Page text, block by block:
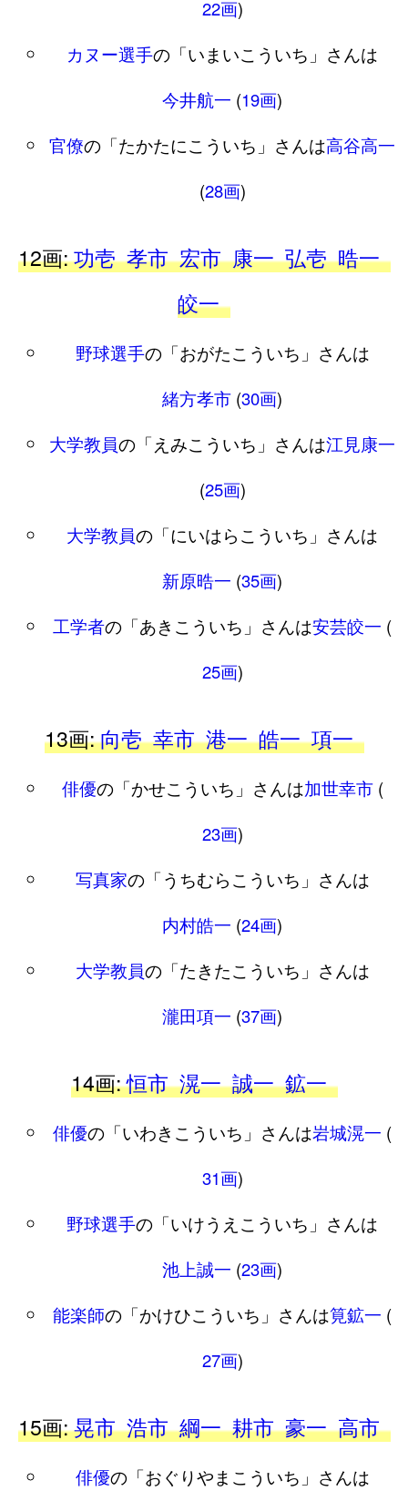
22画)
カヌー選手の「いまいこういち」さんは
今井航一 (19画)
官僚の「たかたにこういち」さんは高谷高一
(28画)
12画:功壱 孝市 宏市 康一 弘壱 晧一
皎一
野球選手の「おがたこういち」さんは
緒方孝市 (30画)
大学教員の「えみこういち」さんは江見康一
(25画)
大学教員の「にいはらこういち」さんは
新原晧一 (35画)
工学者の「あきこういち」さんは安芸皎一 (
25画)
13画:向壱 幸市 港一 皓一 項一
俳優の「かせこういち」さんは加世幸市(
23画)
写真家の「うちむらこういち」さんは
内村皓一 (24画)
大学教員の「たきたこういち」さんは
瀧田項一 (37画)
14画:恒市 滉一 誠一 鉱一
俳優の「いわきこういち」さんは岩城滉一 (
31画)
野球選手の「いけうえこういち」さんは
池上誠一 (23画)
能楽師の「かけひこういち」さんは筧鉱一 (
27画)
15画:晃市 浩市 綱一 耕市 豪一 高市
俳優の「おぐりやまこういち」さんは